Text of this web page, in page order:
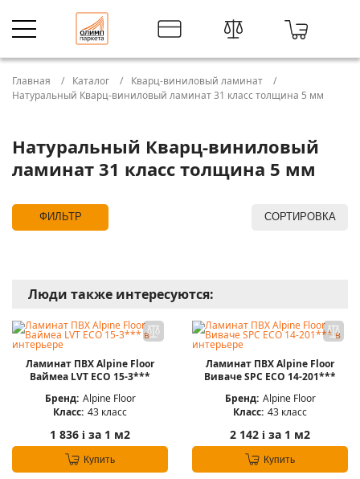
Главная Каталог
Кварц-виниловый ламинат
Натуральный Кварц-виниловый ламинат 31 класс толщина 5 мм
Натуральный Кварц-виниловый
ламинат 31 класс толщина 5 мм
ФИЛЬТР СОРТИРОВКА
Люди также интересуются:
Ламинат ПВХ Alpine Floor
Ваймеа LVT ЕСО 15-3***
Бренд: Alpine Floor
Класс: 43 класс
1 836 i за 1 м2
Купить
Ламинат ПВХ Alpine Floor
Виваче SPC ЕСО 14-201***
Бренд: Alpine Floor
Класс: 43 класс
2 142 i за 1 м2
Купить